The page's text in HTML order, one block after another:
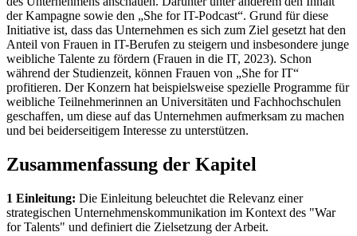
der Kampagne sowie den „She for IT-Podcast“. Grund für diese
Initiative ist, dass das Unternehmen es sich zum Ziel gesetzt hat den
Anteil von Frauen in IT-Berufen zu steigern und insbesondere junge
weibliche Talente zu fördern (Frauen in die IT, 2023). Schon
während der Studienzeit, können Frauen von „She for IT“
profitieren. Der Konzern hat beispielsweise spezielle Programme für
weibliche Teilnehmerinnen an Universitäten und Fachhochschulen
geschaffen, um diese auf das Unternehmen aufmerksam zu machen
und bei beiderseitigem Interesse zu unterstützen.
Zusammenfassung der Kapitel
1 Einleitung: Die Einleitung beleuchtet die Relevanz einer
strategischen Unternehmenskommunikation im Kontext des "War
for Talents" und definiert die Zielsetzung der Arbeit.